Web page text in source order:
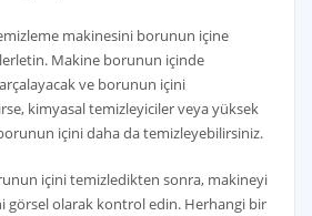
makinesini borunun içine
Makine borunun içinde
ve borunun içini
kimyasal temizleyiciler veya yüksek
içini daha da temizleyebilirsiniz.
içini temizledikten sonra, makineyi
görsel olarak kontrol edin. Herhangi bir